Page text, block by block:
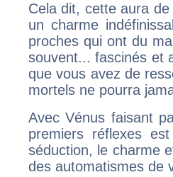
Cela dit, cette aura
un charme
proches qui ont du
souvent... fascinés et
que vous avez de
mortels ne pourra
Avec Vénus faisant
premiers réflexes
séduction, le charme
des automatismes de